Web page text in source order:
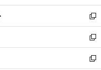
開
く
ウ
で
開
く
ン
ド
ウ
で
開
く
ウ
ィ
ン
ド
ウ
で
新
し
い
ウ
ィ
新
し
い
新